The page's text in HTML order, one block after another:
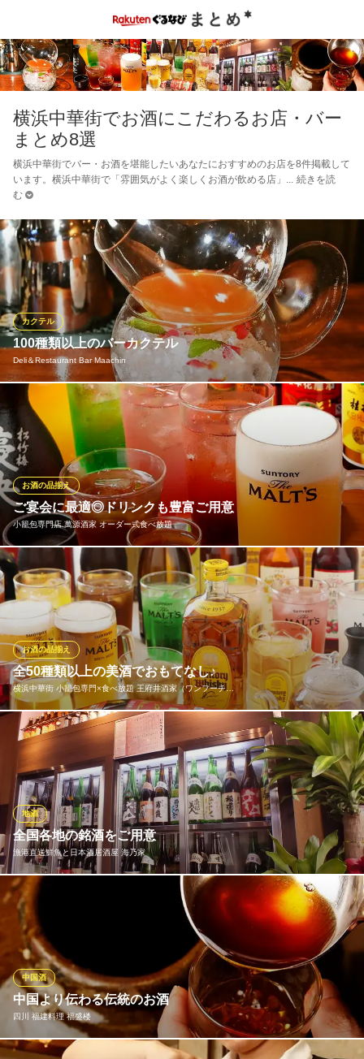
横浜中華街でお酒にこだわるお店・バー
まとめ8選
横浜中華街でバー・お酒を堪能したいあなたにおすすめのお店を8件掲載して
います。横浜中華街で「雰囲気がよく楽しくお酒が飲める店」
続きを読
む
100種類以上のバーカクテル
Deli＆Restaurant Bar Maachin
カクテル
圧巻のバーバックに並ぶウイスキー、カクテル、もちろんノンア
ルコールカクテルやソフトドリンクも種類豊富にご用意しており
ます。自動サーバーでの生ビールやバーカウンターで仕上げる本
格カクテルをはじめ、１００種類以上のドリンクをご用意してお
ります。
Deli＆Restaurant Bar Maachin
デリ&レストラン
みなとみらい線元町・中華街駅 徒歩1分
神奈川県横浜市中区山下町82 徳永ビル1F
ご宴会に最適◎ドリンクも豊富ご用意
小籠包専門店 萬源酒家 オーダー式食べ放題
お酒の品揃え
当店自慢の美味しいお料理をお召し上がり頂きながら、お仲間や
ご家族と乾杯♪ お好みに合わせてお楽しみ頂けるドリンクも多数
ご用意致しました！ 定番の生ビールの他、中国らしい紹興酒や、
女性に優しいサワーや果実酒、お子様やお酒の苦手な方も安心の
ソフトドリンクなど充実。どうぞお気軽にご来店下さいませ！
小籠包専門店 萬源酒家 オーダー式食べ放題
本格中華料理食べ放題
みなとみらい線元町・中華街駅 徒歩2分
神奈川県横浜市中区山下町187-1
全50種類以上の美酒でおもてなし♪
横浜中華街 小籠包専門×食べ放題 王府井酒家（ワンフーチ…
お酒の品揃え
美味しいお料理にはやっぱり美味しいお酒が欠かせません♪王府井
酒家では、お料理だけではなくお飲み物の品揃えも充実！全約50
種類以上の豊富なドリンクをご用意致しました。中国料理と相性
の良い紹興酒や果実酒も多数。シーンやお好み、気分に合わせて
お愉しみください！
横浜中華街 小籠包専門×食べ放題 王府井酒家（ワンフーチ
ン）
日売り2万個の販売実績
みなとみらい線元町・中華街駅 徒歩4分
全国各地の銘酒をご用意
漁港直送鮮魚と日本酒居酒屋 海乃家
地酒
当店では、常時50種以上の地酒をお楽しみいただけるよう、各地
の銘酒を豊富に取り揃えております。お料理との相性も良いの
で、ぜひご一緒にお楽しみください。おすすめは「立山 吟醸酒」
1,180円（税込）です。ほんのりと感じる米の旨味と淡麗でスッキ
リとした喉ごしがお食事にぴったりの富山の地酒です。
漁港直送鮮魚と日本酒居酒屋 海乃家
海鮮と鍋の旨い居酒屋
みなとみらい線日本大通り駅 徒歩4分
中国より伝わる伝統のお酒
四川 福建料理 福盛楼
中国酒